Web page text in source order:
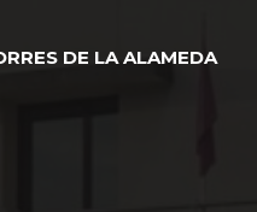
DE LA ALAMEDA